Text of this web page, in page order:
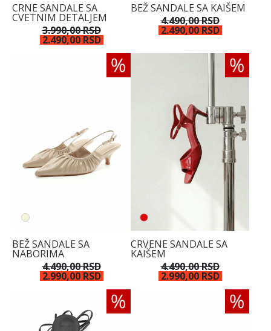
CRNE SANDALE SA
CVETNIM DETALJEM
3.990,00 RSD
2.490,00 RSD
BEŽ SANDALE SA KAIŠEM
4.490,00 RSD
2.490,00 RSD
BEŽ SANDALE SA
NABORIMA
4.490,00 RSD
2.990,00 RSD
CRVENE SANDALE SA
KAIŠEM
4.490,00 RSD
2.990,00 RSD